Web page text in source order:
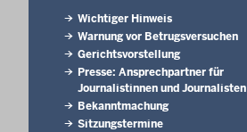
Wichtiger Hinweis
Warnung vor Betrugsversuchen
Gerichtsvorstellung
Presse: Ansprechpartner für
Journalistinnen und Journalisten
Bekanntmachung
Sitzungstermine